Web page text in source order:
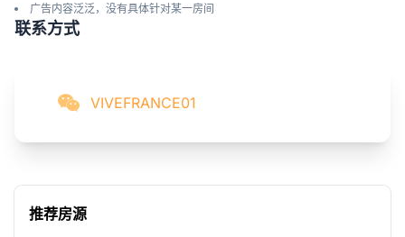
广告内容泛泛，没有具体针对某一房间
联系方式
VIVEFRANCE01
推荐房源